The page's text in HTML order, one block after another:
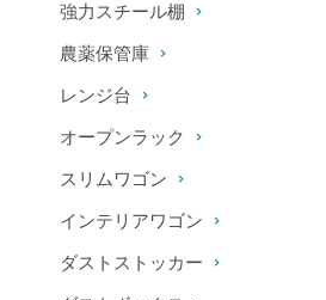
強力スチール棚
農薬保管庫
レンジ台
オープンラック
スリムワゴン
インテリアワゴン
ダストストッカー